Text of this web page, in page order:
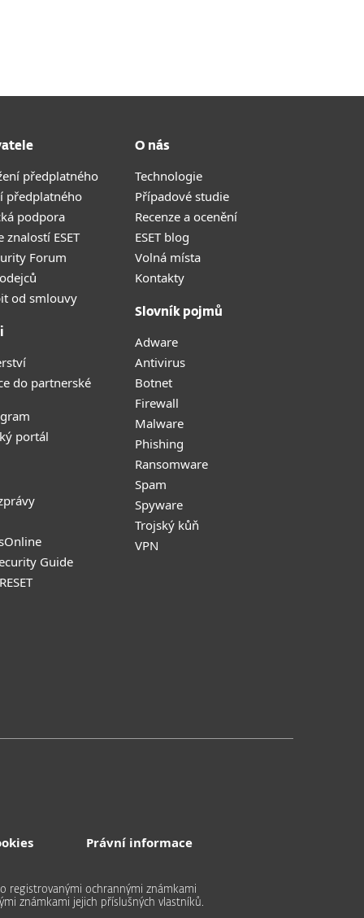
předplatného
předplatného
podpora
znalostí ESET
Forum
od smlouvy
do partnerské
portál
Guide
O nás
Technologie
Případové studie
Recenze a ocenění
ESET blog
Volná místa
Kontakty
Slovník pojmů
Adware
Antivirus
Botnet
Firewall
Malware
Phishing
Ransomware
Spam
Spyware
Trojský kůň
VPN
Právní informace
registrovanými ochrannými známkami
známkami jejich příslušných vlastníků.